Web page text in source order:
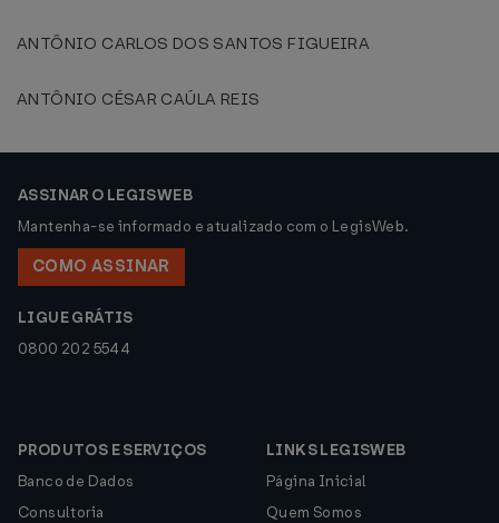
ANTÔNIO CARLOS DOS SANTOS FIGUEIRA
ANTÔNIO CÉSAR CAÚLA REIS
ASSINAR O LEGISWEB
Mantenha-se informado e atualizado com o LegisWeb.
COMO ASSINAR
LIGUE GRÁTIS
0800 202 5544
PRODUTOS E SERVIÇOS
Banco de Dados
Consultoria
LINKS LEGISWEB
Página Inicial
Quem Somos